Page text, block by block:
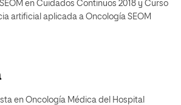
en Cuidados Continuos 2018 y Curso
artificial aplicada a Oncología SEOM
en Oncología Médica del Hospital